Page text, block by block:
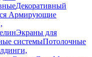
Декоративный
Армирующие
Экраны для
системыПотолочные